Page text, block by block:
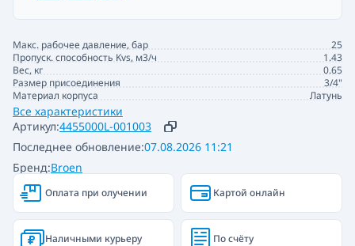
Артикул:4455000L-001003
Бренд:Broen
Последнее обновление:07.08.2026 11:21
Макс. рабочее давление, бар
25
Пропуск. способность Kvs, м3/ч
1.43
Вес, кг
0.65
Размер присоединения
3/4"
Материал корпуса
Латунь
Все характеристики
Оплата при олучении Картой онлайн
Наличными курьеру По счёту